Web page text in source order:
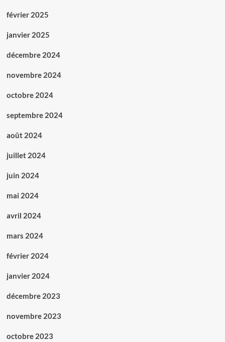
février 2025
janvier 2025
décembre 2024
novembre 2024
octobre 2024
septembre 2024
août 2024
juillet 2024
juin 2024
mai 2024
avril 2024
mars 2024
février 2024
janvier 2024
décembre 2023
novembre 2023
octobre 2023